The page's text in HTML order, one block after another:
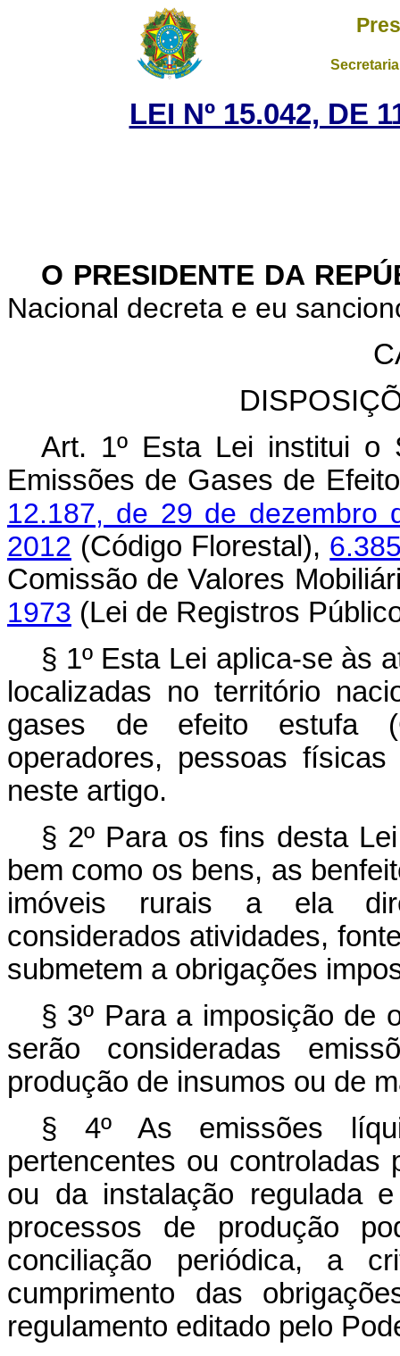
LEI Nº 15.042, DE
O PRESIDENTE DA
Nacional decreta e eu
Art. 1º Esta Lei institui o
Emissões de Gases de
12.187, de 29 de dezembro
2012 (Código Florestal),
Comissão de Valores
1973 (Lei de Registros
§ 1º Esta Lei aplica-se às
localizadas no território
gases de efeito estufa
operadores, pessoas
neste artigo.
§ 2º Para os fins desta
bem como os bens, as
imóveis rurais a ela
considerados atividades,
submetem a obrigações
§ 3º Para a imposição de
serão consideradas
produção de insumos ou de
§ 4º As emissões
pertencentes ou controladas
ou da instalação regulada
processos de produção
conciliação periódica, a
cumprimento das
regulamento editado pelo